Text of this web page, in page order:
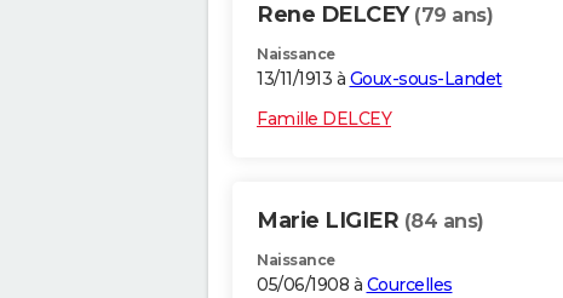
Rene DELCEY (79 ans)
Naissance
13/11/1913 à Goux-sous-Landet
Famille DELCEY
Marie LIGIER (84 ans)
Naissance
05/06/1908 à Courcelles